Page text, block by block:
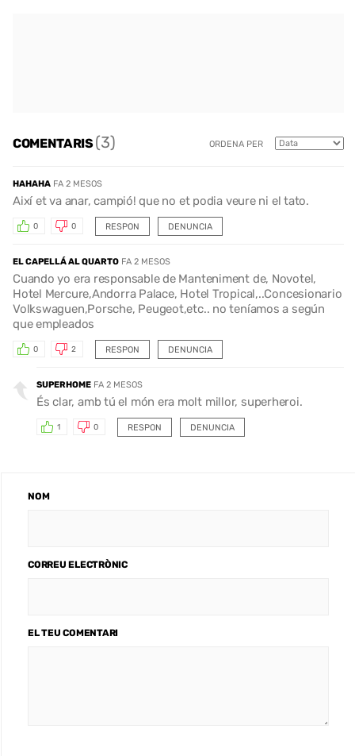
COMENTARIS(3) ORDENA PER
HAHAHA FA 2 MESOS
Així et va anar, campió! que no et podia veure ni el tato.
RESPON
0 0 DENUNCIA
EL CAPELLÁ AL QUARTO FA 2 MESOS
Cuando yo era responsable de Manteniment de, Novotel,
Hotel Mercure,Andorra Palace, Hotel Tropical,..Concesionario
Volkswaguen,Porsche, Peugeot,etc.. no teníamos a según
que empleados
RESPON
0 2 DENUNCIA
SUPERHOME FA 2 MESOS
És clar, amb tú el món era molt millor, superheroi.
RESPON
1 0 DENUNCIA
NOM
CORREU ELECTRÒNIC
EL TEU COMENTARI